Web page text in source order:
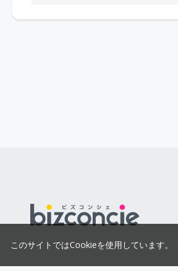
このサイトではCookieを使用しています。